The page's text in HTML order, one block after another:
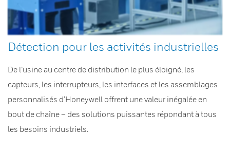
Détection pour les activités industrielles
De l’usine au centre de distribution le plus éloigné, les
capteurs, les interrupteurs, les interfaces et les assemblages
personnalisés d’Honeywell offrent une valeur inégalée en
bout de chaîne – des solutions puissantes répondant à tous
les besoins industriels.